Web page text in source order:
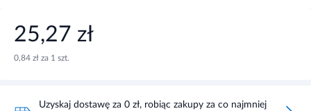
25,27 zł
0,84 zł za 1 szt.
Uzyskaj dostawę za 0 zł, robiąc zakupy za co najmniej